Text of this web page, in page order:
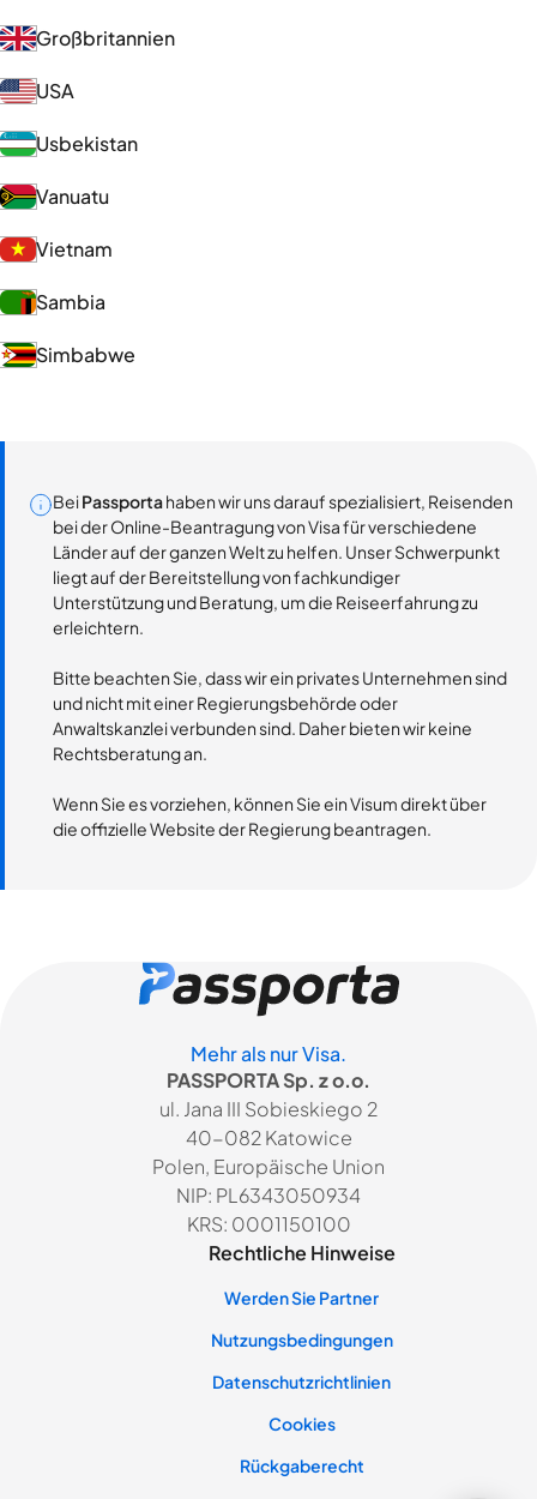
Großbritannien
USA
Usbekistan
Vanuatu
Vietnam
Sambia
Simbabwe
BeiPassportahaben wir uns darauf spezialisiert, Reisenden
bei der Online-Beantragung von Visa für verschiedene
Länder auf der ganzen Welt zu helfen. Unser Schwerpunkt
liegt auf der Bereitstellung von fachkundiger
Unterstützung und Beratung, um die Reiseerfahrung zu
erleichtern.
Bitte beachten Sie, dass wir ein privates Unternehmen sind
und nicht mit einer Regierungsbehörde oder
Anwaltskanzlei verbunden sind. Daher bieten wir keine
Rechtsberatung an.
Wenn Sie es vorziehen, können Sie ein Visum direkt über
die offizielle Website der Regierung beantragen.
Mehr als nur Visa.
PASSPORTA Sp. z o.o.
ul. Jana III Sobieskiego 2
40-082 Katowice
Polen, Europäische Union
NIP: PL6343050934
KRS: 0001150100
Rechtliche Hinweise
Werden Sie Partner
Nutzungsbedingungen
Datenschutzrichtlinien
Cookies
Rückgaberecht